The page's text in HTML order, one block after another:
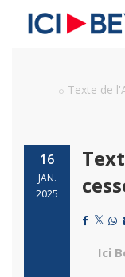
Texte de
16
JAN.
2025
Ici